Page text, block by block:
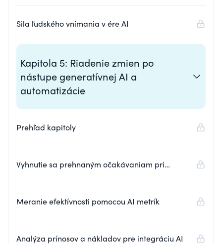
Sila ľudského vnímania v ére AI
Kapitola 5: Riadenie zmien po
nástupe generatívnej AI a
automatizácie
Prehľad kapitoly
Vyhnutie sa prehnaným očakávaniam pri
Meranie efektívnosti pomocou AI metrík
Analýza prínosov a nákladov pre integráciu AI